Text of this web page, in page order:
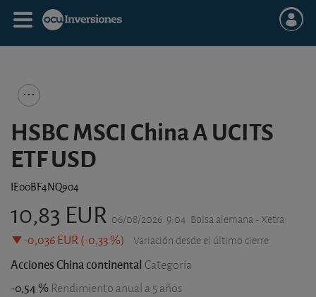
HSBC MSCI China A UCITS
ETF USD
IE00BF4NQ904
10,83 EUR 06/08/2026 9:04 Bolsa alemana - Xetra
-0,036 EUR (-0,33 %) Variación desde el último cierre
Acciones China continental Categoría
-0,54 % Rendimiento anual a 5 años